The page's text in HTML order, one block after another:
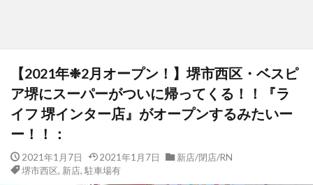
【2021年❉2月オープン！】堺市西区・ベスピ
ア堺にスーパーがついに帰ってくる！！『ラ
イフ 堺インター店』がオープンするみたいー
ー！！：
2021年1月7日 2021年1月7日
新店/閉店/RN
堺市西区, 新店, 駐車場有